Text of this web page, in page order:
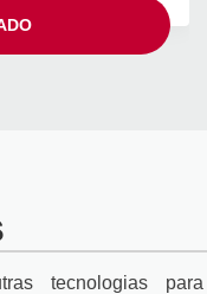
tecnologias para